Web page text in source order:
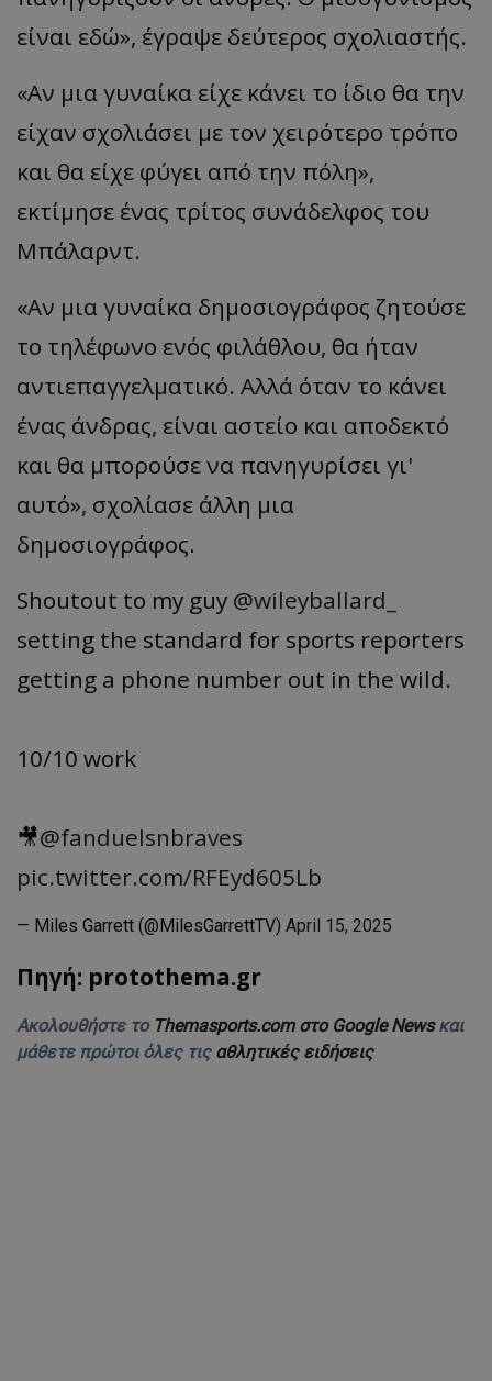
είναι εδώ», έγραψε δεύτερος σχολιαστής.
«Αν μια γυναίκα είχε κάνει το ίδιο θα την
είχαν σχολιάσει με τον χειρότερο τρόπο
και θα είχε φύγει από την πόλη»,
εκτίμησε ένας τρίτος συνάδελφος του
Μπάλαρντ.
«Αν μια γυναίκα δημοσιογράφος ζητούσε
το τηλέφωνο ενός φιλάθλου, θα ήταν
αντιεπαγγελματικό. Αλλά όταν το κάνει
ένας άνδρας, είναι αστείο και αποδεκτό
και θα μπορούσε να πανηγυρίσει γι'
αυτό», σχολίασε άλλη μια
δημοσιογράφος.
Shoutout to my guy @wileyballard_
setting the standard for sports reporters
getting a phone number out in the wild.
10/10 work
🎥@fanduelsnbraves
pic.twitter.com/RFEyd605Lb
— Miles Garrett (@MilesGarrettTV) April 15, 2025
Πηγή: protothema.gr
Ακολουθήστε το Themasports.com στο Google Newsκαι
μάθετε πρώτοι όλες τις αθλητικές ειδήσεις